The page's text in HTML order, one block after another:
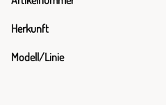
Herkunft
Modell/Linie